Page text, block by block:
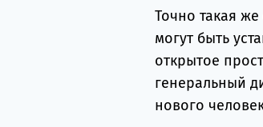
Точно такая
могут быть
открытое
генеральный
нового